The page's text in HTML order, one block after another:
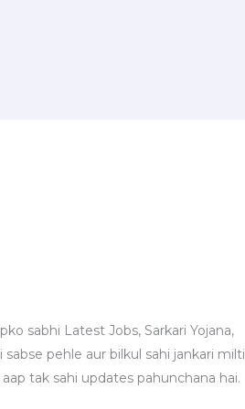
sabhi Latest Jobs, Sarkari Yojana,
pehle aur bilkul sahi jankari milti
tak sahi updates pahunchana hai.